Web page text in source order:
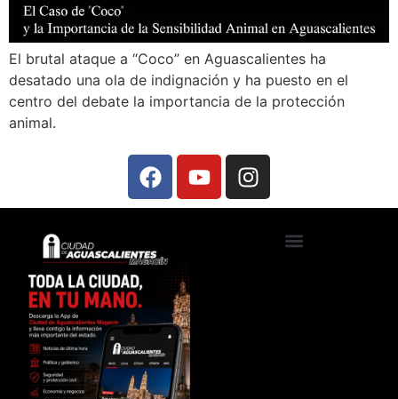
El brutal ataque a “Coco” en Aguascalientes ha
desatado una ola de indignación y ha puesto en el
centro del debate la importancia de la protección
animal.